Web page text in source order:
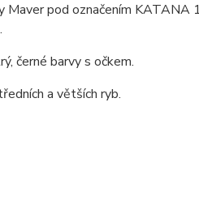
Maver pod označením KATANA
černé barvy s očkem.
a větších ryb.